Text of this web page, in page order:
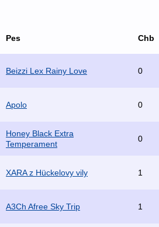
Pes Chb
Beizzi Lex Rainy Love 0
Apolo 0
Honey Black Extra
Temperament
0
XARA z Hückelovy vily 1
A3Ch Afree Sky Trip 1